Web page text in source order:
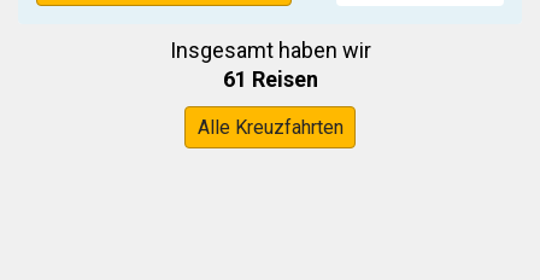
Insgesamt haben wir
61 Reisen
Alle Kreuzfahrten